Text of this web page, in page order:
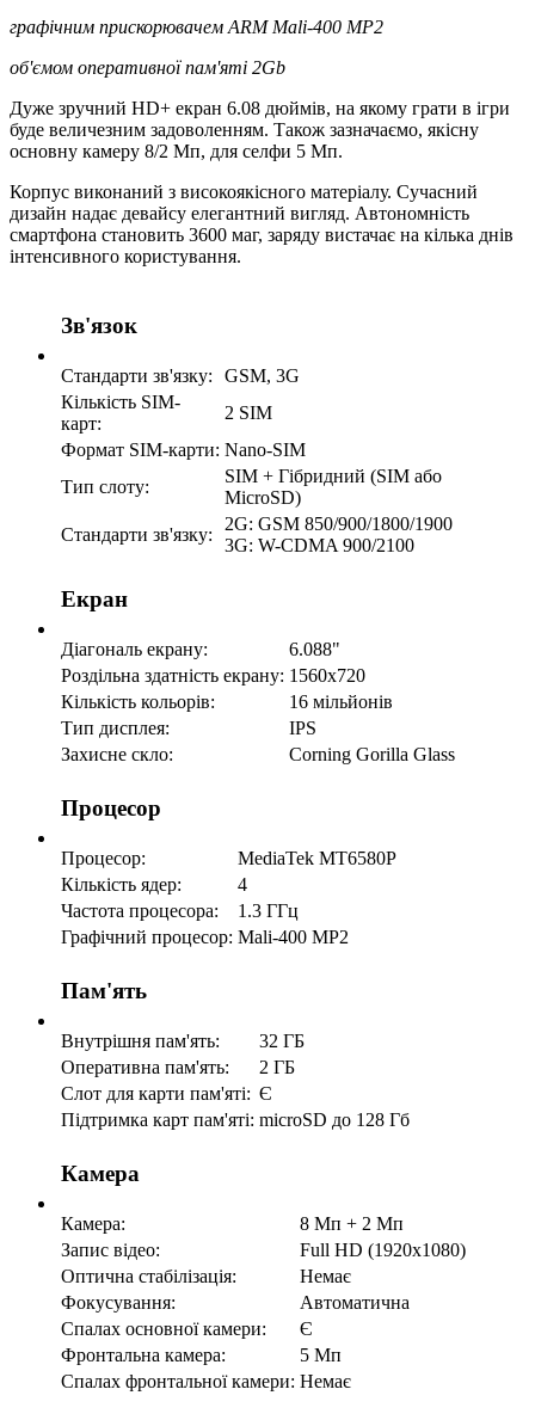
графічним прискорювачем ARM Mali-400 MP2
об'ємом оперативної пам'яті 2Gb
Дуже зручний HD+ екран 6.08 дюймів, на якому грати в ігри
буде величезним задоволенням. Також зазначаємо, якісну
основну камеру 8/2 Мп, для селфи 5 Мп.
Корпус виконаний з високоякісного матеріалу. Сучасний
дизайн надає девайсу елегантний вигляд. Автономність
смартфона становить 3600 маг, заряду вистачає на кілька днів
інтенсивного користування.
Зв'язок
Стандарти зв'язку:
GSM, 3G
Кількість SIM-
карт:
2 SIM
Формат SIM-карти: Nano-SIM
Тип слоту:
SIM + Гібридний (SIM або
MicroSD)
Стандарти зв'язку:
2G: GSM 850/900/1800/1900
3G: W-CDMA 900/2100
Екран
Діагональ екрану:
6.088"
Роздільна здатність екрану: 1560x720
Кількість кольорів:
16 мільйонів
Тип дисплея:
IPS
Захисне скло:
Corning Gorilla Glass
Процесор
Процесор:
MediaTek MT6580P
Кількість ядер:
4
Частота процесора:
1.3 ГГц
Графічний процесор: Mali-400 MP2
Пам'ять
Внутрішня пам'ять:
32 ГБ
Оперативна пам'ять:
2 ГБ
Слот для карти пам'яті: Є
Підтримка карт пам'яті: microSD до 128 Гб
Камера
Камера:
8 Мп + 2 Мп
Запис відео:
Full HD (1920x1080)
Оптична стабілізація:
Немає
Фокусування:
Автоматична
Спалах основної камери:
Є
Фронтальна камера:
5 Мп
Спалах фронтальної камери: Немає